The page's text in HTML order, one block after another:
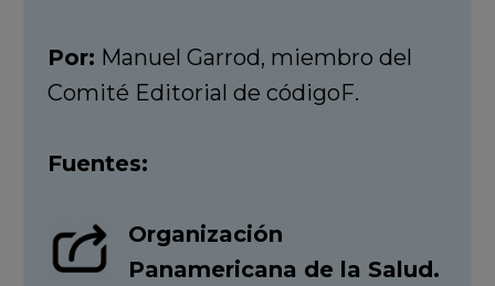
Por: Manuel Garrod, miembro del
Comité Editorial de códigoF.
Fuentes:
Organización
Panamericana de la Salud.